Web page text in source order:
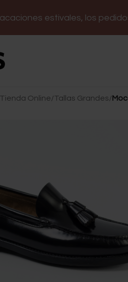
estivales, los
Online/Tallas Grandes/